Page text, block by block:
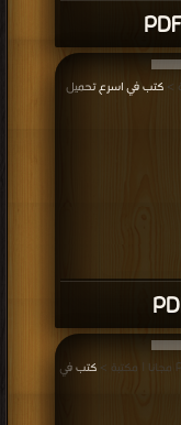
كتب في اسرع تحميل
كتب في